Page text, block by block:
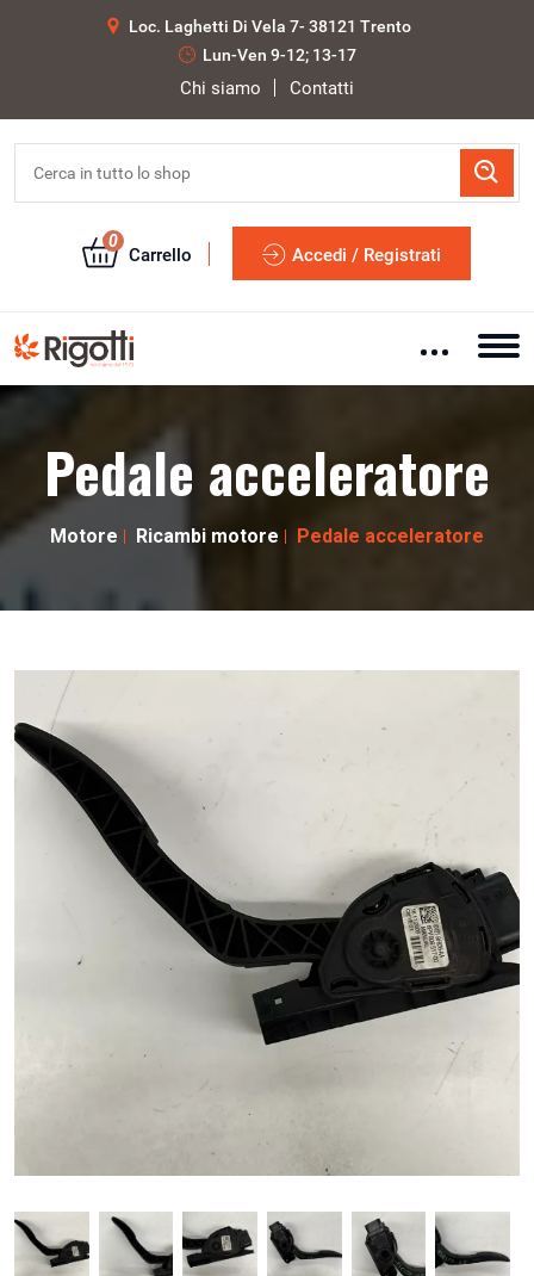
Loc. Laghetti Di Vela 7- 38121 Trento
Lun-Ven 9-12; 13-17
Chi siamo Contatti
0
Carrello Accedi / Registrati
Pedale acceleratore
Motore Ricambi motore Pedale acceleratore